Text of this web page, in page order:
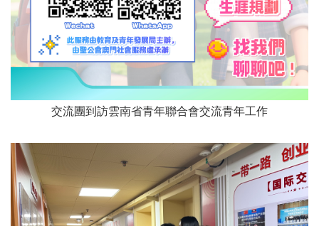
交流團到訪雲南省青年聯合會交流青年工作